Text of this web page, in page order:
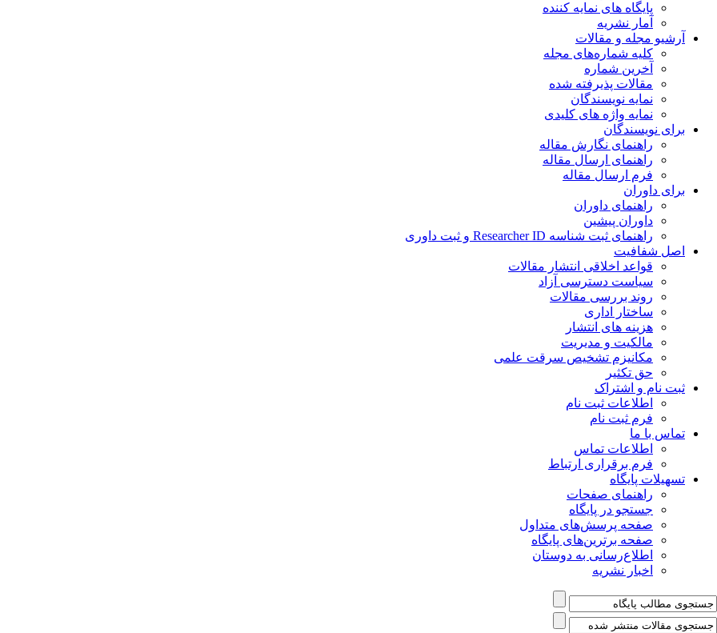
پایگاه های نمایه کننده
آمار نشریه
آرشیو مجله و مقالات
کلیه شماره‌های مجله
آخرین شماره
مقالات پذیرفته شده
نمایه نویسندگان
نمایه واژه های کلیدی
برای نویسندگان
راهنمای نگارش مقاله
راهنمای ارسال مقاله
فرم ارسال مقاله
برای داوران
راهنمای داوران
داوران پیشین
راهنمای ثبت شناسه Researcher ID و ثبت داوری
اصل شفافیت
قواعد اخلاقی انتشار مقالات
سیاست دسترسی آزاد
روند بررسی مقالات
ساختار اداری
هزینه های انتشار
مالکیت و مدیریت
ﻣﮑﺎﻧﯿﺰم ﺗﺸﺨﯿﺺ ﺳﺮﻗﺖ ﻋﻠﻤﯽ
حق تکثیر
ثبت نام و اشتراک
اطلاعات ثبت نام
فرم ثبت نام
تماس با ما
اطلاعات تماس
فرم برقراری ارتباط
تسهیلات پایگاه
راهنمای صفحات
جستجو در پایگاه
صفحه پرسش‌های متداول
صفحه برترین‌های پایگاه
اطلاع‌رسانی به دوستان
اخبار نشریه